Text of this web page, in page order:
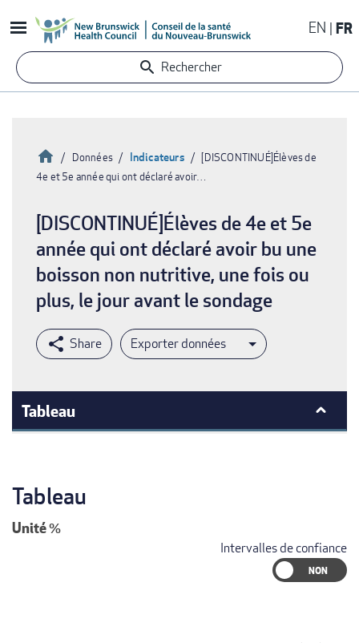
au
contenu
principal
EN FR
Rechercher
d'Ariane
Accueil
Données Indicateurs
[DISCONTINUÉ]Élèves de
4e et 5e année qui ont déclaré avoir…
[DISCONTINUÉ]Élèves de 4e et 5e
année qui ont déclaré avoir bu une
boisson non nutritive, une fois ou
plus, le jour avant le sondage
Exporter données
Tableau
Tableau
Unité%
Intervalles de confiance